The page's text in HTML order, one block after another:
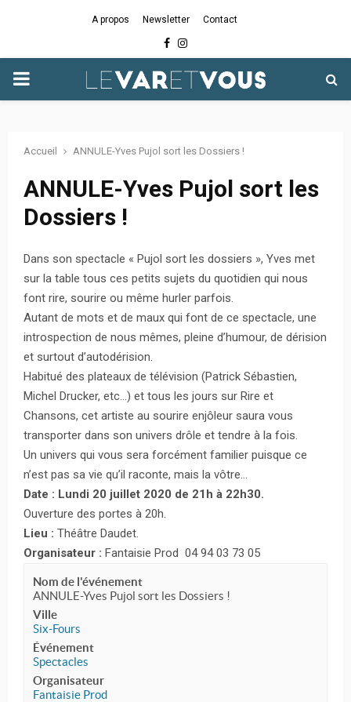
A propos Newsletter Contact
Facebook
Instagram
PRIMARY
Accueil ANNULE-Yves Pujol sort les Dossiers !
ANNULE-Yves Pujol sort les
Dossiers !
Dans son spectacle « Pujol sort les dossiers », Yves met
sur la table tous ces petits sujets du quotidien qui nous
font rire, sourire ou même hurler parfois.
Autant de mots et de maux qui font de ce spectacle, une
introspection de nous mêmes, pleine d’humour, de dérision
et surtout d’autodérision.
Habitué des plateaux de télévision (Patrick Sébastien,
Michel Drucker, etc…) et tous les jours sur Rire et
Chansons, cet artiste au sourire enjôleur saura vous
transporter dans son univers drôle et tendre à la fois.
Un univers qui vous sera forcément familier puisque ce
n’est pas sa vie qu’il raconte, mais la vôtre…
Date : Lundi 20 juillet 2020 de 21h à 22h30.
Ouverture des portes à 20h.
Lieu : Théâtre Daudet.
Organisateur : Fantaisie Prod 04 94 03 73 05
Nom de l'événement
ANNULE-Yves Pujol sort les Dossiers !
Ville
Six-Fours
Événement
Spectacles
Organisateur
Fantaisie Prod